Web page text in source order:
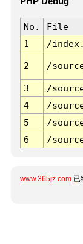
No. File
1
/
2 /
3 /
4
/
5
/
6
/
www.365jz.com 已